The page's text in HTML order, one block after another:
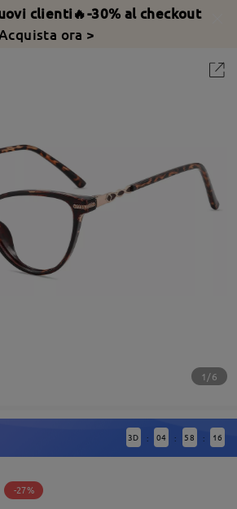
clienti🔥-30% al checkout
ora >
1/6
3D : 04 : 58 : 15
-27%